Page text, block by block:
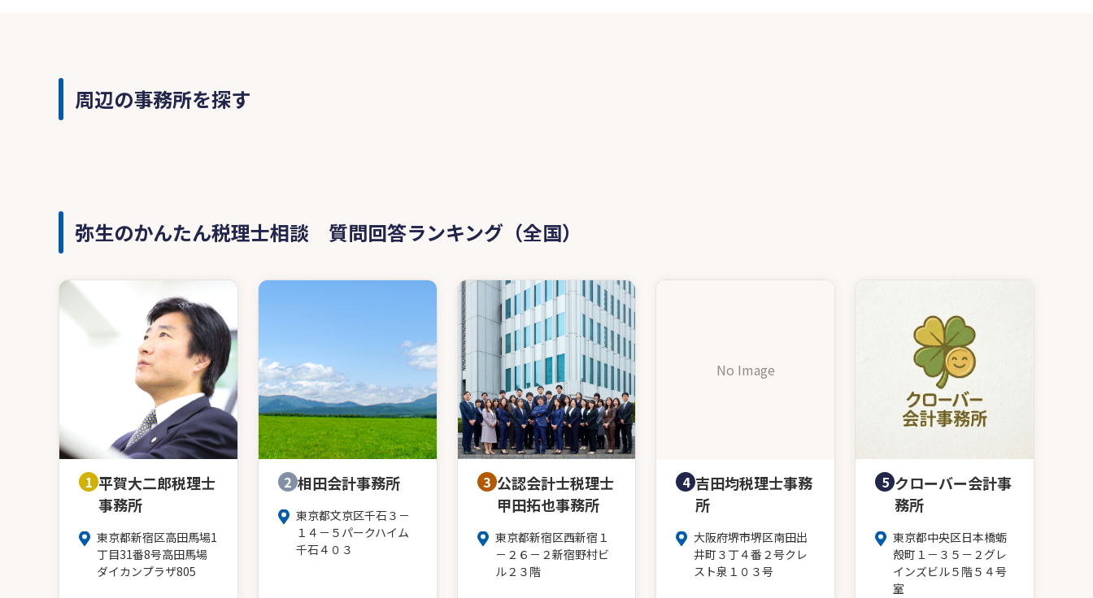
周辺の事務所を探す
弥生のかんたん税理士相談 質問回答ランキング（全国）
1 平賀大二郎税理士
事務所
東京都新宿区高田馬場1
丁目31番8号高田馬場
ダイカンプラザ805
2 相田会計事務所
東京都文京区千石３－
１４－５パークハイム
千石４０３
3 公認会計士税理士
甲田拓也事務所
東京都新宿区西新宿１
－２６－２新宿野村ビ
ル２３階
No Image
4 吉田均税理士事務
所
大阪府堺市堺区南田出
井町３丁４番２号クレ
スト泉１０３号
5 クローバー会計事
務所
東京都中央区日本橋蛎
殻町１－３５－２グレ
インズビル５階５４号
室